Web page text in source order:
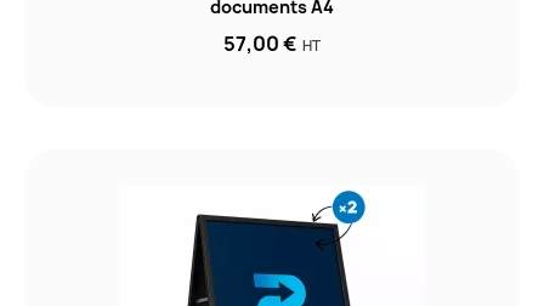
documents A4
57,00 € HT